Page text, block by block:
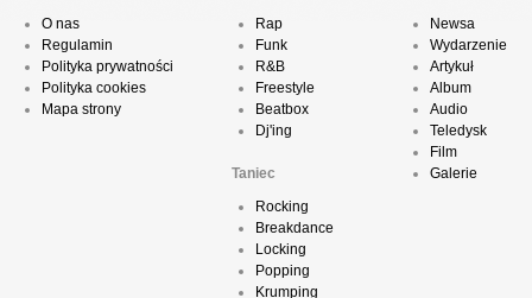
O nas
Regulamin
Polityka prywatności
Polityka cookies
Mapa strony
Rap
Funk
R&B
Freestyle
Beatbox
Dj'ing
Taniec
Rocking
Breakdance
Locking
Popping
Krumping
Newsa
Wydarzenie
Artykuł
Album
Audio
Teledysk
Film
Galerie